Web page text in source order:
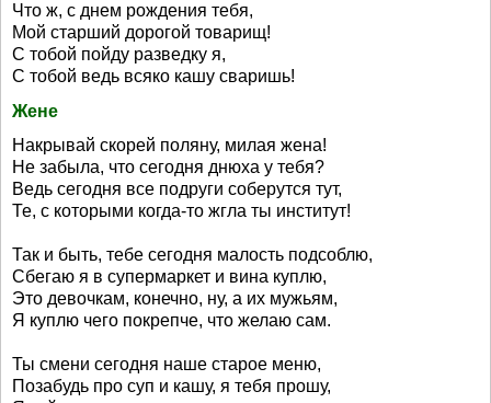
Что ж, с днем рождения тебя,
Мой старший дорогой товарищ!
С тобой пойду разведку я,
С тобой ведь всяко кашу сваришь!
Жене
Накрывай скорей поляну, милая жена!
Не забыла, что сегодня днюха у тебя?
Ведь сегодня все подруги соберутся тут,
Те, с которыми когда-то жгла ты институт!
Так и быть, тебе сегодня малость подсоблю,
Сбегаю я в супермаркет и вина куплю,
Это девочкам, конечно, ну, а их мужьям,
Я куплю чего покрепче, что желаю сам.
Ты смени сегодня наше старое меню,
Позабудь про суп и кашу, я тебя прошу,